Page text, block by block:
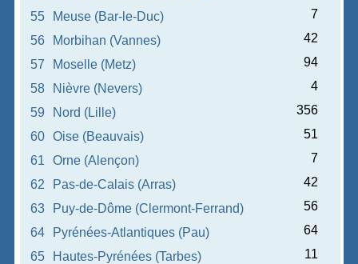
55
Meuse (Bar-le-Duc)
7
56
Morbihan (Vannes)
42
57
Moselle (Metz)
94
58
Nièvre (Nevers)
4
59
Nord (Lille)
356
60
Oise (Beauvais)
51
61
Orne (Alençon)
7
62
Pas-de-Calais (Arras)
42
63
Puy-de-Dôme (Clermont-Ferrand)
56
64
Pyrénées-Atlantiques (Pau)
64
65
Hautes-Pyrénées (Tarbes)
11